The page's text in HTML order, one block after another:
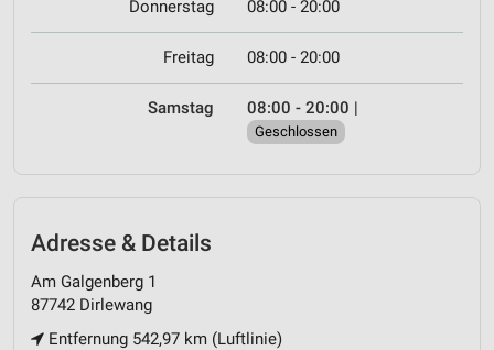
Donnerstag 08:00 - 20:00
Freitag 08:00 - 20:00
Samstag 08:00 - 20:00 |
Geschlossen
Adresse & Details
Am Galgenberg 1
87742 Dirlewang
Entfernung 542,97 km (Luftlinie)